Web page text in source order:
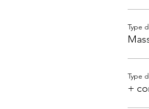
Type
Type
+